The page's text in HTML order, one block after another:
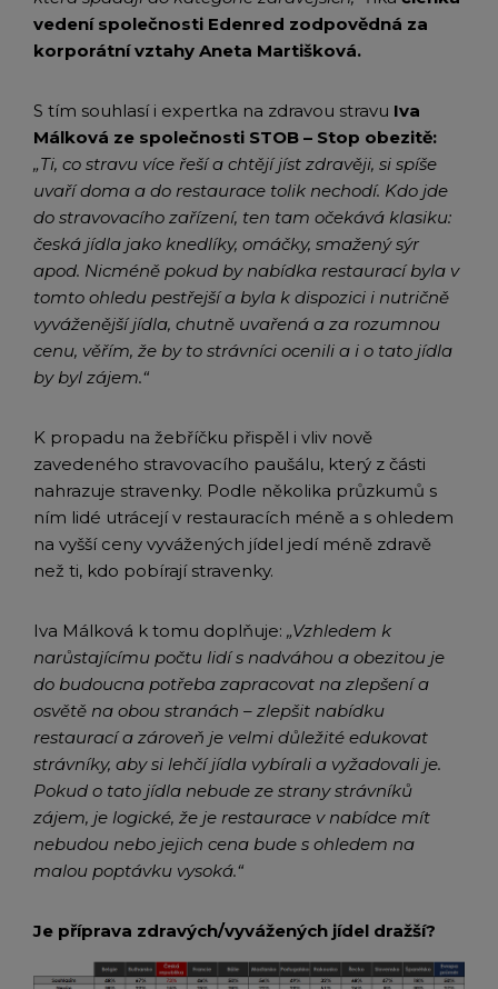
vedení společnosti Edenred zodpovědná za
korporátní vztahy Aneta Martišková.
S tím souhlasí i expertka na zdravou stravu Iva
Málková ze společnosti STOB – Stop obezitě:
„Ti, co stravu více řeší a chtějí jíst zdravěji, si spíše
uvaří doma a do restaurace tolik nechodí. Kdo jde
do stravovacího zařízení, ten tam očekává klasiku:
česká jídla jako knedlíky, omáčky, smažený sýr
apod. Nicméně pokud by nabídka restaurací byla v
tomto ohledu pestřejší a byla k dispozici i nutričně
vyváženější jídla, chutně uvařená a za rozumnou
cenu, věřím, že by to strávníci ocenili a i o tato jídla
by byl zájem.“
K propadu na žebříčku přispěl i vliv nově
zavedeného stravovacího paušálu, který z části
nahrazuje stravenky. Podle několika průzkumů s
ním lidé utrácejí v restauracích méně a s ohledem
na vyšší ceny vyvážených jídel jedí méně zdravě
než ti, kdo pobírají stravenky.
Iva Málková k tomu doplňuje: „Vzhledem k
narůstajícímu počtu lidí s nadváhou a obezitou je
do budoucna potřeba zapracovat na zlepšení a
osvětě na obou stranách – zlepšit nabídku
restaurací a zároveň je velmi důležité edukovat
strávníky, aby si lehčí jídla vybírali a vyžadovali je.
Pokud o tato jídla nebude ze strany strávníků
zájem, je logické, že je restaurace v nabídce mít
nebudou nebo jejich cena bude s ohledem na
malou poptávku vysoká.“
Je příprava zdravých/vyvážených jídel dražší?